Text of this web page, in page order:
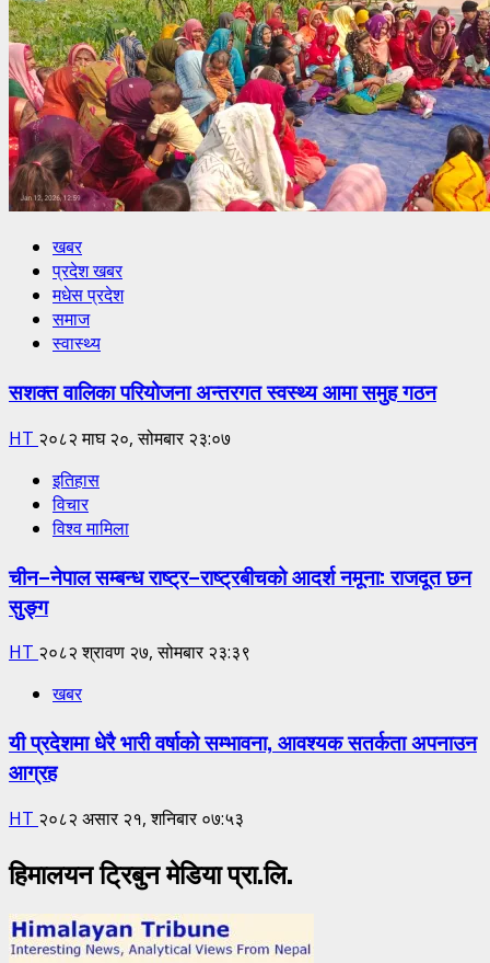
खबर
प्रदेश खबर
मधेस प्रदेश
समाज
स्वास्थ्य
सशक्त वालिका परियोजना अन्तरगत स्वस्थ्य आमा समुह गठन
HT २०८२ माघ २०, सोमबार २३:०७
इतिहास
विचार
विश्व मामिला
चीन–नेपाल सम्बन्ध राष्ट्र–राष्ट्रबीचको आदर्श नमूना: राजदूत छन
सुङ्ग
HT २०८२ श्रावण २७, सोमबार २३:३९
खबर
यी प्रदेशमा धेरै भारी वर्षाको सम्भावना, आवश्यक सतर्कता अपनाउन
आग्रह
HT २०८२ असार २१, शनिबार ०७:५३
हिमालयन ट्रिबुन मेडिया प्रा.लि.